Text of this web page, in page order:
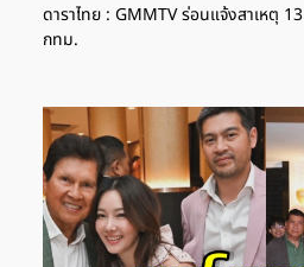
ดาราไทย : GMMTV ร่อนแจ้งสาเหตุ
กทม.